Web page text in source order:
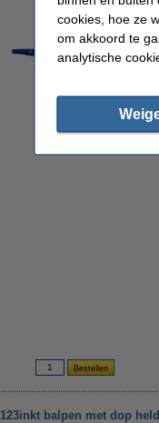
123inkt balpen met dop
cookies, hoe ze
om akkoord te
analytische